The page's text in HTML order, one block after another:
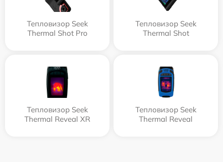
Тепловизор Seek
Thermal Shot Pro
Тепловизор Seek
Thermal Shot
Тепловизор Seek
Thermal Reveal XR
Тепловизор Seek
Thermal Reveal